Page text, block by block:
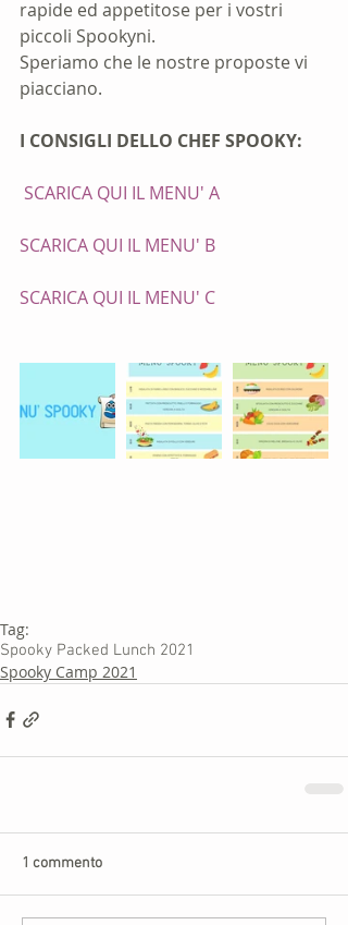
rapide ed appetitose per i vostri
piccoli Spookyni.
Speriamo che le nostre proposte vi
piacciano.
I CONSIGLI DELLO CHEF SPOOKY:
SCARICA QUI IL MENU' A
SCARICA QUI IL MENU' B
SCARICA QUI IL MENU' C
Tag:
Spooky Packed Lunch 2021
Spooky Camp 2021
1 commento